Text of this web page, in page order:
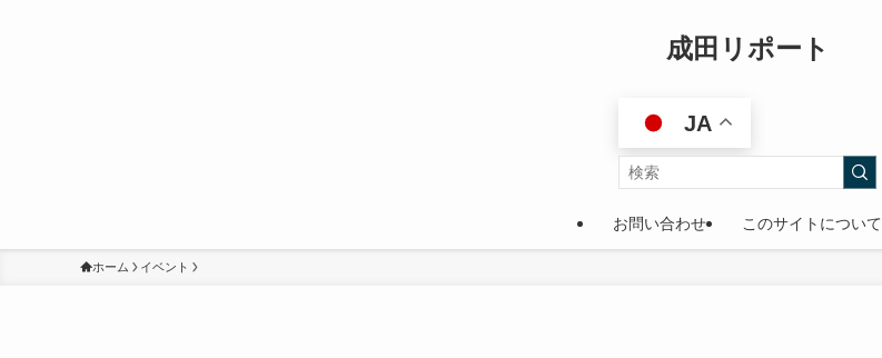
成田リポート
お問い合わせ このサイトについて
JA
ホーム イベント